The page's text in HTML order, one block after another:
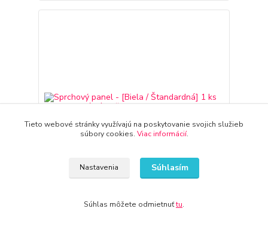
Tieto webové stránky využívajú na poskytovanie svojich služieb
súbory cookies. Viac informácií.
Nastavenia Súhlasím
Súhlas môžete odmietnuťtu.